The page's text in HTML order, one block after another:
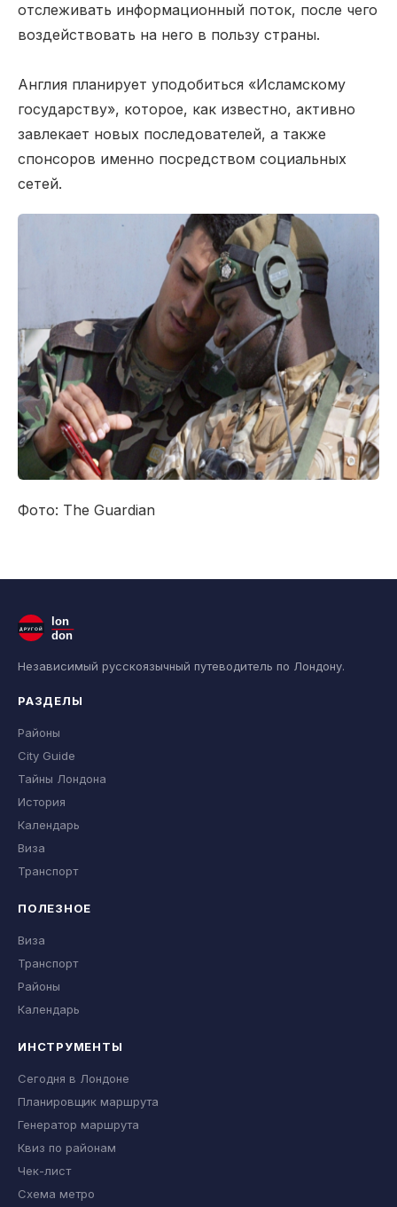
отслеживать информационный поток, после чего
воздействовать на него в пользу страны.
Англия планирует уподобиться «Исламскому
государству», которое, как известно, активно
завлекает новых последователей, а также
спонсоров именно посредством социальных
сетей.
Фото: The Guardian
ДРУГОЙ
lon
don
Независимый русскоязычный путеводитель по Лондону.
РАЗДЕЛЫ
Районы
City Guide
Тайны Лондона
История
Календарь
Виза
Транспорт
ПОЛЕЗНОЕ
Виза
Транспорт
Районы
Календарь
ИНСТРУМЕНТЫ
Сегодня в Лондоне
Планировщик маршрута
Генератор маршрута
Квиз по районам
Чек-лист
Схема метро